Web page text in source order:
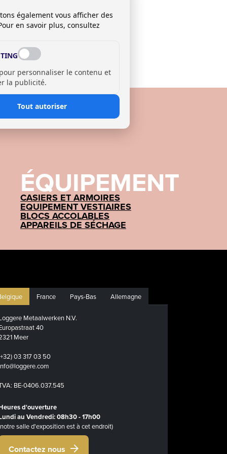
ÉQUIPEMENT
CASIERS ET ARMOIRES
EQUIPEMENT VESTIAIRES
BLOCS ACCOLABLES
APPAREILS DE SÉCHAGE
France Pays-Bas Allemagne
Metaalwerken N.V.
40
Meer
03 317 03 50
BE-0406.037.545
d'ouverture
au Vendredi: 08h30 - 17h00
salle d'exposition est à cet endroit)
Contactez nous
également vous afficher des
en savoir plus, consultez
personnaliser le contenu et
la publicité.
Tout autoriser